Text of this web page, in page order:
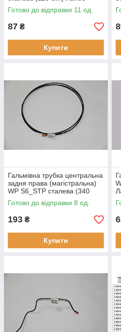
Lanos
Готово до відправки 11 од.
87 ₴
Купити
Гальмівна трубка центральна
задня права (магістральна)
WP S6_STP сталева (340
см.) Ланос Lanos
Готово до відправки 8 од.
193 ₴
Купити